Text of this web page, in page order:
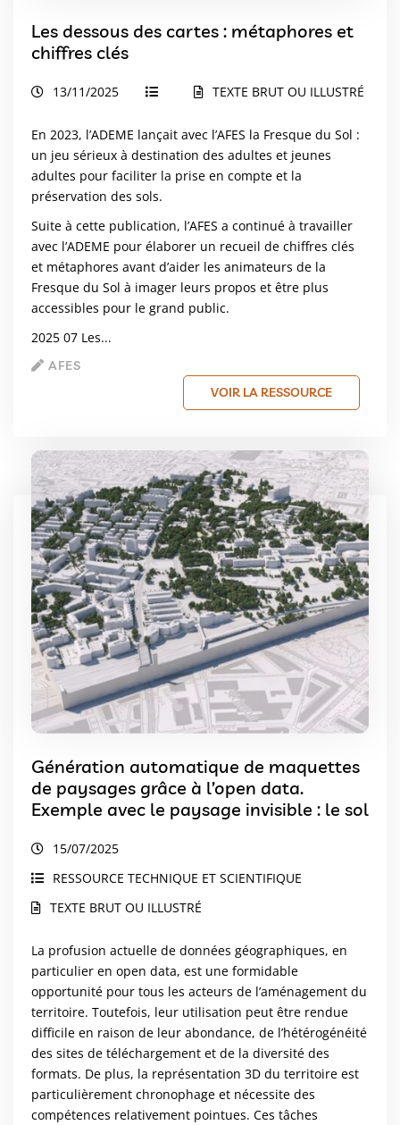
Les dessous des cartes : métaphores et
chiffres clés
13/11/2025 TEXTE BRUT OU ILLUSTRÉ
En 2023, l’ADEME lançait avec l’AFES la Fresque du Sol :
un jeu sérieux à destination des adultes et jeunes
adultes pour faciliter la prise en compte et la
préservation des sols.
Suite à cette publication, l’AFES a continué à travailler
avec l’ADEME pour élaborer un recueil de chiffres clés
et métaphores avant d’aider les animateurs de la
Fresque du Sol à imager leurs propos et être plus
accessibles pour le grand public.
2025 07 Les...
AFES
VOIR LA RESSOURCE
Génération automatique de maquettes
de paysages grâce à l’open data.
Exemple avec le paysage invisible : le sol
15/07/2025
RESSOURCE TECHNIQUE ET SCIENTIFIQUE
TEXTE BRUT OU ILLUSTRÉ
La profusion actuelle de données géographiques, en
particulier en open data, est une formidable
opportunité pour tous les acteurs de l’aménagement du
territoire. Toutefois, leur utilisation peut être rendue
difficile en raison de leur abondance, de l’hétérogénéité
des sites de téléchargement et de la diversité des
formats. De plus, la représentation 3D du territoire est
particulièrement chronophage et nécessite des
compétences relativement pointues. Ces tâches